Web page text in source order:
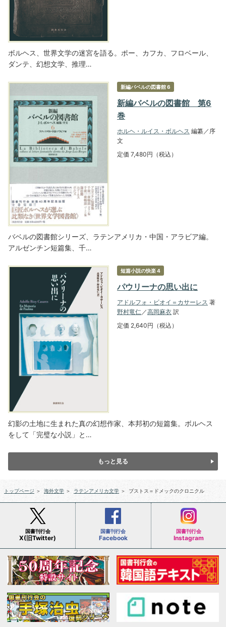
ボルヘス、世界文学の迷宮を語る。ポー、カフカ、フロベール、
ダンテ、幻想文学、推理…
新編バベルの図書館 6
新編バベルの図書館 第6
巻
ホルヘ・ルイス・ボルヘス 編纂／序
文
定価 7,480円（税込）
バベルの図書館シリーズ、ラテンアメリカ・中国・アラビア編。
アルゼンチン短篇集、千…
短篇小説の快楽 4
パウリーナの思い出に
アドルフォ・ビオイ＝カサーレス 著
野村竜仁／高岡麻衣 訳
定価 2,640円（税込）
幻影の土地に生まれた真の幻想作家、本邦初の短篇集。ボルヘス
をして「完璧な小説」と…
もっと見る
トップページ ＞ 海外文学 ＞ ラテンアメリカ文学 ＞ ブストス＝ドメックのクロニクル
国書刊行会
X(旧Twitter)
国書刊行会
Facebook
国書刊行会
Instagram